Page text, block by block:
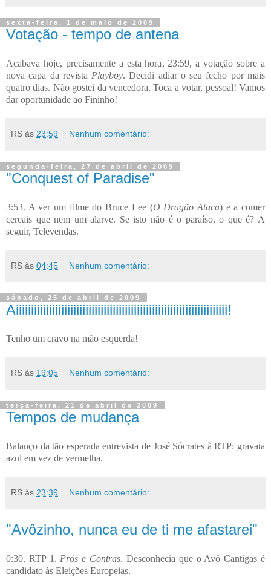
sexta-feira, 1 de maio de 2009
Votação - tempo de antena
Acabava hoje, precisamente a esta hora, 23:59, a votação sobre a
nova capa da revista Playboy. Decidi adiar o seu fecho por mais
quatro dias. Não gostei da vencedora. Toca a votar, pessoal! Vamos
dar oportunidade ao Fininho!
RS às 23:59 Nenhum comentário:
segunda-feira, 27 de abril de 2009
"Conquest of Paradise"
3:53. A ver um filme do Bruce Lee (O Dragão Ataca) e a comer
cereais que nem um alarve. Se isto não é o paraíso, o que é? A
seguir, Televendas.
RS às 04:45 Nenhum comentário:
sábado, 25 de abril de 2009
Aiiiiiiiiiiiiiiiiiiiiiiiiiiiiiiiiiiiiiiiiiiiiiiiiiiiiiiiiiiiiiiiiiiiiii!
Tenho um cravo na mão esquerda!
RS às 19:05 Nenhum comentário:
terça-feira, 21 de abril de 2009
Tempos de mudança
Balanço da tão esperada entrevista de José Sócrates à RTP: gravata
azul em vez de vermelha.
RS às 23:39 Nenhum comentário:
"Avôzinho, nunca eu de ti me afastarei"
0:30. RTP 1. Prós e Contras. Desconhecia que o Avô Cantigas é
candidato às Eleições Europeias.